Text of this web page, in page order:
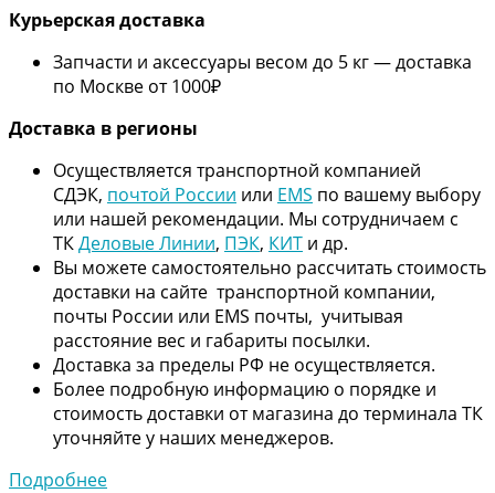
Курьерская доставка
Запчасти и аксессуары весом до 5 кг — доставка
по Москве от 1000₽
Доставка в регионы
Осуществляется транспортной компанией
СДЭК, почтой России или EMS по вашему выбору
или нашей рекомендации. Мы сотрудничаем с
ТКДеловые Линии, ПЭК, КИТ и др.
Вы можете самостоятельно рассчитать стоимость
доставки на сайте транспортной компании,
почты России или EMS почты, учитывая
расстояние вес и габариты посылки.
Доставка за пределы РФ не осуществляется.
Более подробную информацию о порядке и
стоимость доставки от магазина до терминала ТК
уточняйте у наших менеджеров.
Подробнее